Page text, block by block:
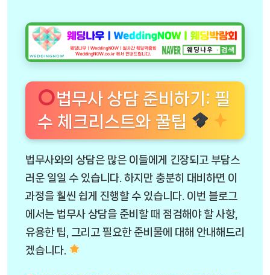
법무사 상담 준비하기: 필
수 체크리스트와 꿀팁
법무사와의 상담은 많은 이들에게 긴장되고 부담스
러운 일일 수 있습니다. 하지만 충분히 대비하면 이
과정을 훨씬 쉽게 진행할 수 있습니다. 이번 블로그
에서는 법무사 상담을 준비할 때 점검해야 할 사항,
유용한 팁, 그리고 필요한 준비물에 대해 안내해드리
겠습니다.